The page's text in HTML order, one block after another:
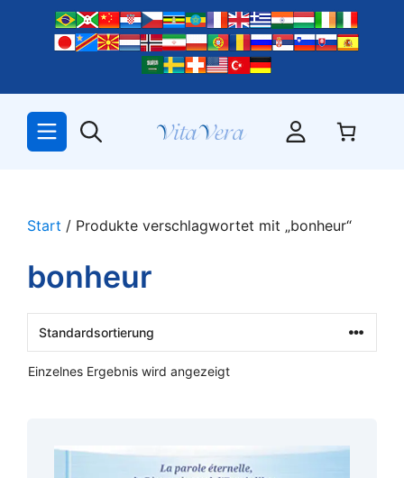
springen
Start / Produkte verschlagwortet mit „bonheur“
bonheur
Einzelnes Ergebnis wird angezeigt